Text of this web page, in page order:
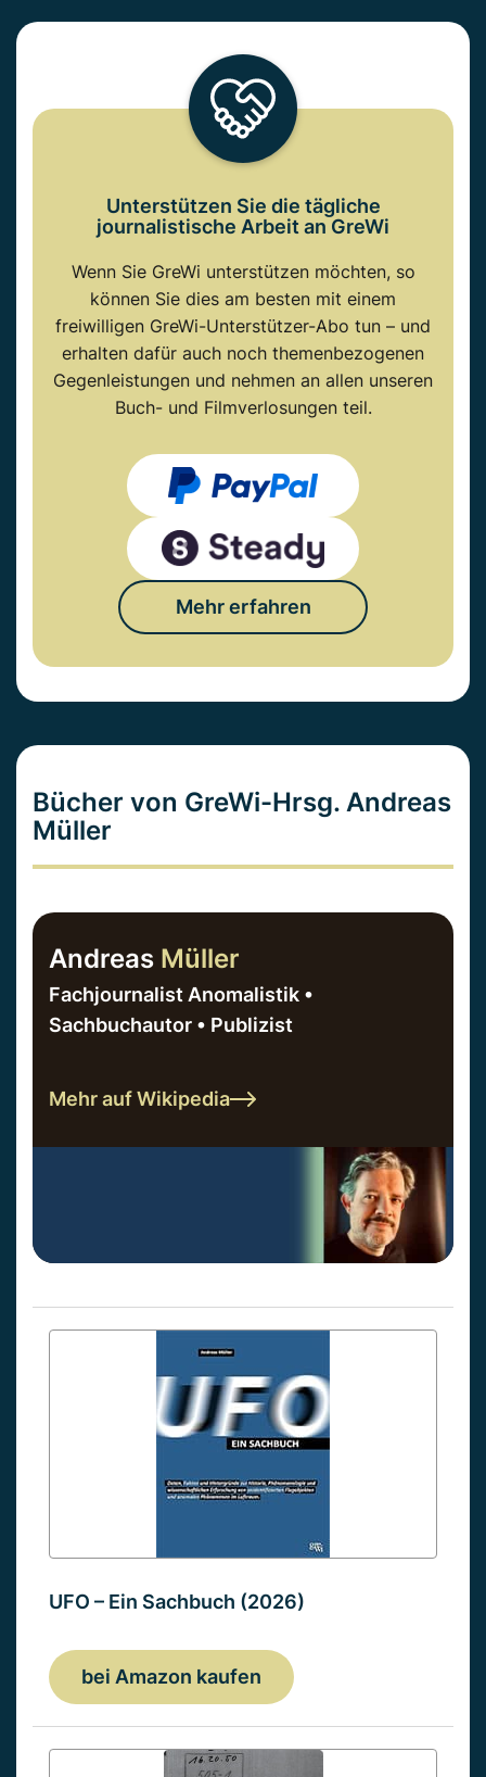
Unterstützen Sie die tägliche
journalistische Arbeit an GreWi
Wenn Sie GreWi unterstützen möchten, so
können Sie dies am besten mit einem
freiwilligen GreWi-Unterstützer-Abo tun – und
erhalten dafür auch noch themenbezogenen
Gegenleistungen und nehmen an allen unseren
Buch- und Filmverlosungen teil.
Mehr erfahren
Bücher von GreWi-Hrsg. Andreas
Müller
Andreas Müller
Fachjournalist Anomalistik •
Sachbuchautor • Publizist
Mehr auf Wikipedia
UFO – Ein Sachbuch (2026)
bei Amazon kaufen